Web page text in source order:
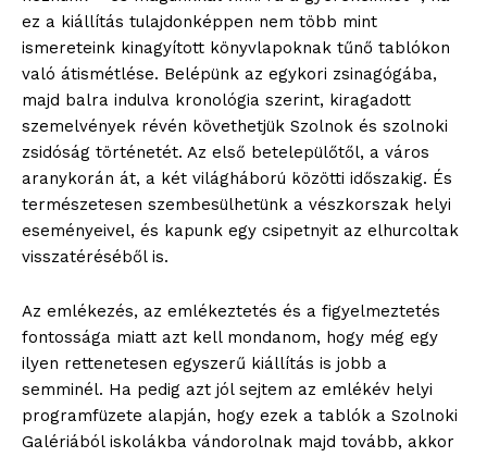
ez a kiállítás tulajdonképpen nem több mint
ismereteink kinagyított könyvlapoknak tűnő tablókon
való átismétlése. Belépünk az egykori zsinagógába,
majd balra indulva kronológia szerint, kiragadott
szemelvények révén követhetjük Szolnok és szolnoki
zsidóság történetét. Az első betelepülőtől, a város
aranykorán át, a két világháború közötti időszakig. És
természetesen szembesülhetünk a vészkorszak helyi
eseményeivel, és kapunk egy csipetnyit az elhurcoltak
visszatéréséből is.
Az emlékezés, az emlékeztetés és a figyelmeztetés
fontossága miatt azt kell mondanom, hogy még egy
ilyen rettenetesen egyszerű kiállítás is jobb a
semminél. Ha pedig azt jól sejtem az emlékév helyi
programfüzete alapján, hogy ezek a tablók a Szolnoki
Galériából iskolákba vándorolnak majd tovább, akkor